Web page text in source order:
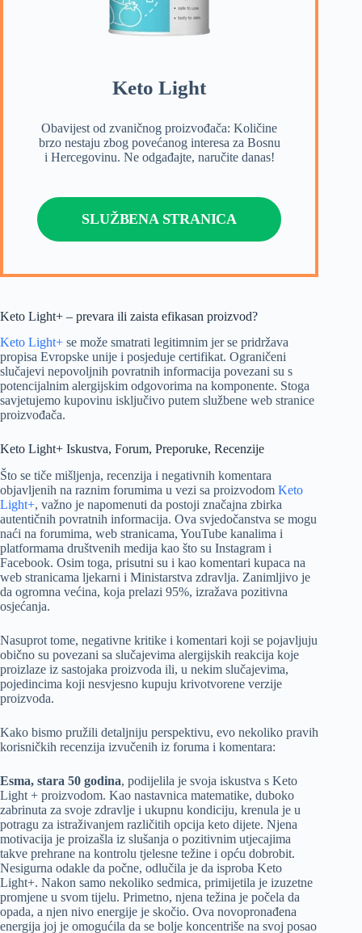
Keto Light
Obavijest od zvaničnog proizvođača: Količine
brzo nestaju zbog povećanog interesa za Bosnu
i Hercegovinu. Ne odgađajte, naručite danas!
SLUŽBENA STRANICA
Keto Light+ – prevara ili zaista efikasan proizvod?
Keto Light+ se može smatrati legitimnim jer se pridržava
propisa Evropske unije i posjeduje certifikat. Ograničeni
slučajevi nepovoljnih povratnih informacija povezani su s
potencijalnim alergijskim odgovorima na komponente. Stoga
savjetujemo kupovinu isključivo putem službene web stranice
proizvođača.
Keto Light+ Iskustva, Forum, Preporuke, Recenzije
Što se tiče mišljenja, recenzija i negativnih komentara
objavljenih na raznim forumima u vezi sa proizvodom Keto
Light+, važno je napomenuti da postoji značajna zbirka
autentičnih povratnih informacija. Ova svjedočanstva se mogu
naći na forumima, web stranicama, YouTube kanalima i
platformama društvenih medija kao što su Instagram i
Facebook. Osim toga, prisutni su i kao komentari kupaca na
web stranicama ljekarni i Ministarstva zdravlja. Zanimljivo je
da ogromna većina, koja prelazi 95%, izražava pozitivna
osjećanja.
Nasuprot tome, negativne kritike i komentari koji se pojavljuju
obično su povezani sa slučajevima alergijskih reakcija koje
proizlaze iz sastojaka proizvoda ili, u nekim slučajevima,
pojedincima koji nesvjesno kupuju krivotvorene verzije
proizvoda.
Kako bismo pružili detaljniju perspektivu, evo nekoliko pravih
korisničkih recenzija izvučenih iz foruma i komentara:
Esma, stara 50 godina, podijelila je svoja iskustva s Keto
Light + proizvodom. Kao nastavnica matematike, duboko
zabrinuta za svoje zdravlje i ukupnu kondiciju, krenula je u
potragu za istraživanjem različitih opcija keto dijete. Njena
motivacija je proizašla iz slušanja o pozitivnim utjecajima
takve prehrane na kontrolu tjelesne težine i opću dobrobit.
Nesigurna odakle da počne, odlučila je da isproba Keto
Light+. Nakon samo nekoliko sedmica, primijetila je izuzetne
promjene u svom tijelu. Primetno, njena težina je počela da
opada, a njen nivo energije je skočio. Ova novopronađena
energija joj je omogućila da se bolje koncentriše na svoj posao